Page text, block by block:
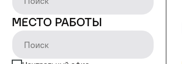
Место работы